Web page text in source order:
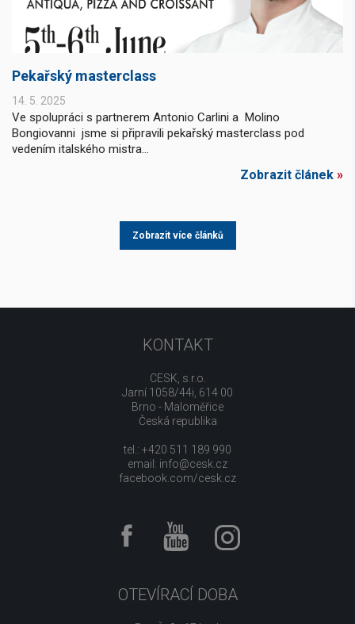
Pekařský masterclass
14. 5. 2025
Ve spolupráci s partnerem Antonio Carlini a Molino
Bongiovanni jsme si připravili pekařský masterclass pod
vedením italského mistra...
Zobrazit článek »
Zobrazit více článků
KONTAKT
CESK, s.r.o.
Jarní 1058/44i, 614 00
Brno - Maloměřice
Česká republika
tel.: +420 511 189 990
email: info@cesk.cz
facebook.com/cesk.cz
OTEVÍRACÍ DOBA